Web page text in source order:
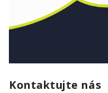
Kontaktujte nás